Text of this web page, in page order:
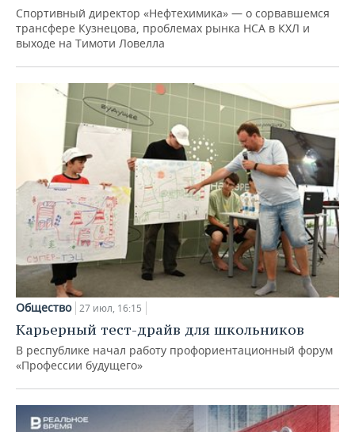
Спортивный директор «Нефтехимика» — о сорвавшемся
трансфере Кузнецова, проблемах рынка НСА в КХЛ и
выходе на Тимоти Ловелла
Общество 27 июл, 16:15
Карьерный тест-драйв для школьников
В республике начал работу профориентационный форум
«Профессии будущего»